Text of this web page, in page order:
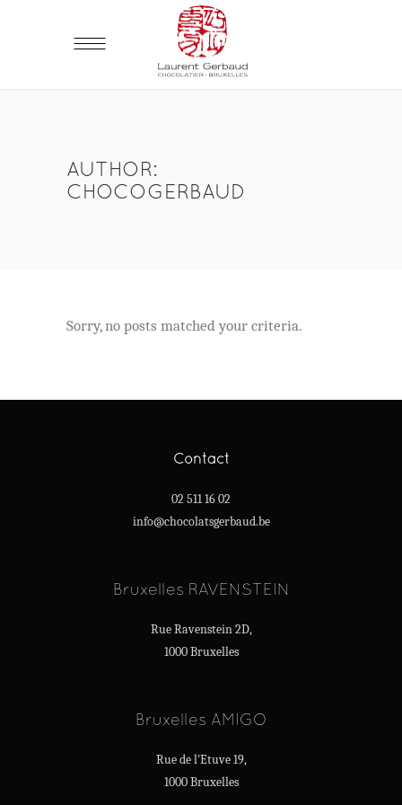
AUTHOR:
CHOCOGERBAUD
Sorry, no posts matched your criteria.
Contact
02 511 16 02
info@chocolatsgerbaud.be
Bruxelles RAVENSTEIN
Rue Ravenstein 2D,
1000 Bruxelles
Bruxelles AMIGO
Rue de l'Etuve 19,
1000 Bruxelles